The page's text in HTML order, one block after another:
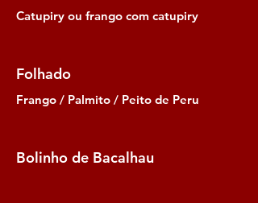
Catupiry ou frango com catupiry
Folhado
Frango / Palmito / Peito de Peru
Bolinho de Bacalhau